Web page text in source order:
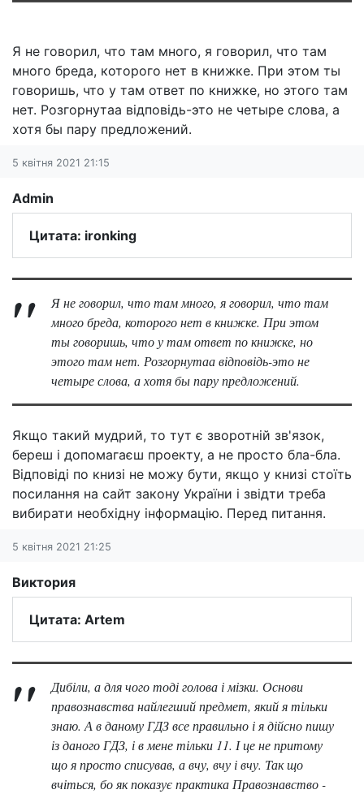
Я не говорил, что там много, я говорил, что там
много бреда, которого нет в книжке. При этом ты
говоришь, что у там ответ по книжке, но этого там
нет. Розгорнутаа відповідь-это не четыре слова, а
хотя бы пару предложений.
5 квітня 2021 21:15
Admin
Цитата: ironking
Я не говорил, что там много, я говорил, что там
много бреда, которого нет в книжке. При этом
ты говоришь, что у там ответ по книжке, но
этого там нет. Розгорнутаа відповідь-это не
четыре слова, а хотя бы пару предложений.
Якщо такий мудрий, то тут є зворотній зв'язок,
береш і допомагаєш проекту, а не просто бла-бла.
Відповіді по книзі не можу бути, якщо у книзі стоїть
посилання на сайт закону України і звідти треба
вибирати необхідну інформацію. Перед питання.
5 квітня 2021 21:25
Виктория
Цитата: Artem
Дибіли, а для чого тоді голова і мізки. Основи
правознавства найлегший предмет, який я тільки
знаю. А в даному ГДЗ все правильно і я дійсно пишу
із даного ГДЗ, і в мене тільки 11. І це не притому
що я просто списував, а вчу, вчу і вчу. Так що
вчіться, бо як показує практика Правознавство -